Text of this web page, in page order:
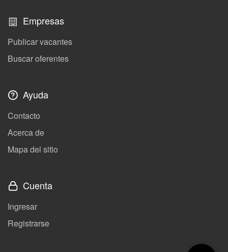
Empresas
Publicar vacantes
Buscar oferentes
Ayuda
Contacto
Acerca de
Mapa del sitio
Cuenta
Ingresar
Registrarse